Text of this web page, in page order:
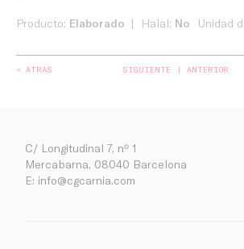
Producto: Elaborado Halal: No Unidad
< ATRÁS SIGUIENTE ANTERIOR
C/ Longitudinal 7, nº 1
Mercabarna, 08040 Barcelona
E: info@cgcarnia.com